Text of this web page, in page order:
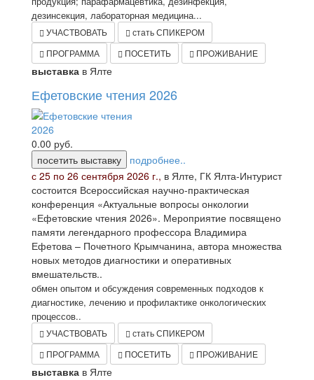
дезинсекция, лабораторная медицина...
УЧАСТВОВАТЬ
стать СПИКЕРОМ
ПРОГРАММА
ПОСЕТИТЬ ПРОЖИВАНИЕ
выставка в Ялте
Ефетовские чтения 2026
0.00 руб.
посетить выставку
подробнее..
с 25 по 26 сентября 2026 г., в Ялте, ГК Ялта-Интурист
состоится Всероссийская научно-практическая
конференция «Актуальные вопросы онкологии
«Ефетовские чтения 2026». Мероприятие посвящено
памяти легендарного профессора Владимира
Ефетова – Почетного Крымчанина, автора множества
новых методов диагностики и оперативных
вмешательств..
обмен опытом и обсуждения современных подходов к
диагностике, лечению и профилактике онкологических
процессов..
УЧАСТВОВАТЬ
стать СПИКЕРОМ
ПРОГРАММА
ПОСЕТИТЬ ПРОЖИВАНИЕ
выставка в Ялте